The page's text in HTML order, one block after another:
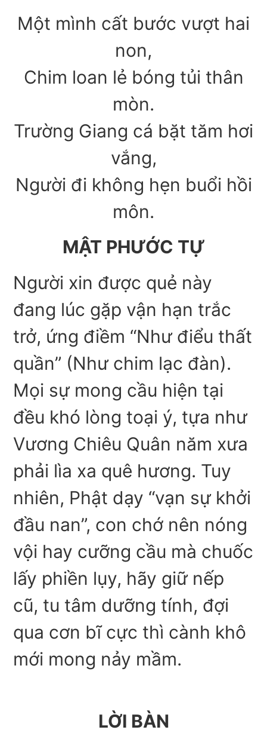
Một mình cất bước vượt hai
non,
Chim loan lẻ bóng tủi thân
mòn.
Trường Giang cá bặt tăm hơi
vắng,
Người đi không hẹn buổi hồi
môn.
MẬT PHƯỚC TỰ
Người xin được quẻ này
đang lúc gặp vận hạn trắc
trở, ứng điềm “Như điểu thất
quần” (Như chim lạc đàn).
Mọi sự mong cầu hiện tại
đều khó lòng toại ý, tựa như
Vương Chiêu Quân năm xưa
phải lìa xa quê hương. Tuy
nhiên, Phật dạy “vạn sự khởi
đầu nan”, con chớ nên nóng
vội hay cưỡng cầu mà chuốc
lấy phiền lụy, hãy giữ nếp
cũ, tu tâm dưỡng tính, đợi
qua cơn bĩ cực thì cành khô
mới mong nảy mầm.
LỜI BÀN